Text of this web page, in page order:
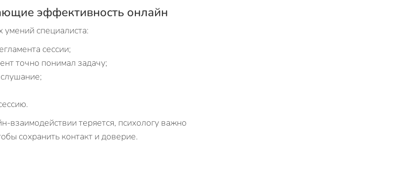
эффективность онлайн
специалиста:
сессии;
точно понимал задачу;
взаимодействии теряется, психологу важно
сохранить контакт и доверие.